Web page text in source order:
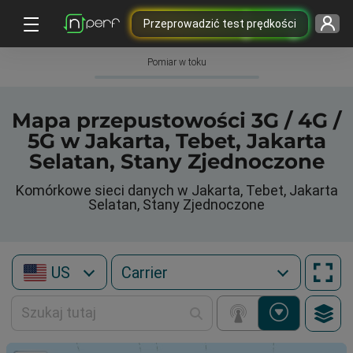
Przeprowadzić test prędkości
Pomiar w toku
Mapa przepustowości 3G / 4G /
5G w Jakarta, Tebet, Jakarta
Selatan, Stany Zjednoczone
Komórkowe sieci danych w Jakarta, Tebet, Jakarta
Selatan, Stany Zjednoczone
US